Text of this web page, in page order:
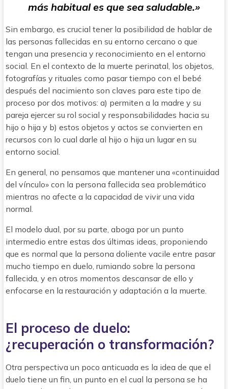
más habitual es que sea saludable.»
Sin embargo, es crucial tener la posibilidad de hablar de
las personas fallecidas en su entorno cercano o que
tengan una presencia y reconocimiento en el entorno
social. En el contexto de la muerte perinatal, los objetos,
fotografías y rituales como pasar tiempo con el bebé
después del nacimiento son claves para este tipo de
proceso por dos motivos: a) permiten a la madre y su
pareja ejercer su rol social y responsabilidades hacia su
hijo o hija y b) estos objetos y actos se convierten en
recursos con lo cual darle al hijo o hija un lugar en su
entorno social.
En general, no pensamos que mantener una «continuidad
del vínculo» con la persona fallecida sea problemático
mientras no afecte a la capacidad de vivir una vida
normal.
El modelo dual, por su parte, aboga por un punto
intermedio entre estas dos últimas ideas, proponiendo
que es normal que la persona doliente vacile entre pasar
mucho tiempo en duelo, rumiando sobre la persona
fallecida, y en otros momentos descansar de ello y
enfocarse en la restauración y adaptación a la muerte.
El proceso de duelo:
¿recuperación o transformación?
Otra perspectiva un poco anticuada es la idea de que el
duelo tiene un fin, un punto en el cual la persona se ha